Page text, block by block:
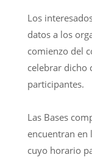
Los
datos a los
comienzo del
celebrar dicho
participantes.
Las Bases
encuentran en
cuyo horario